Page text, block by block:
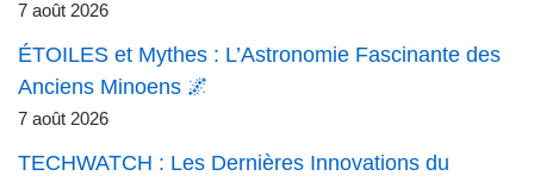
7 août 2026
ÉTOILES et Mythes : L’Astronomie Fascinante des
Anciens Minoens 🌌
7 août 2026
TECHWATCH : Les Dernières Innovations du